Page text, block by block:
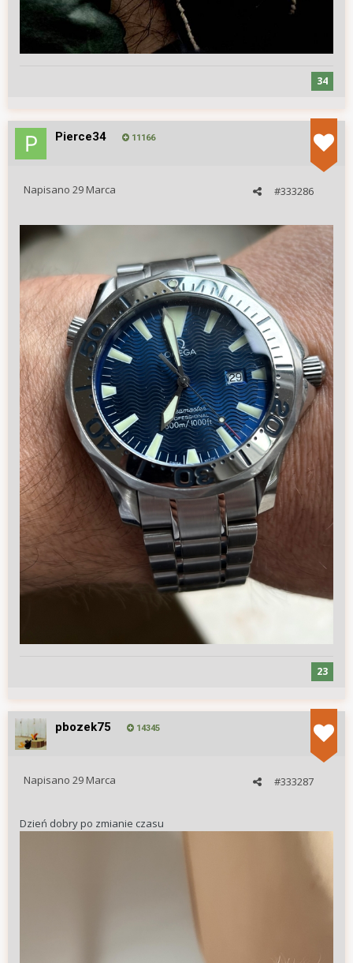
34
Pierce34 11166
#333286
Napisano 29 Marca
23
pbozek75 14345
#333287
Napisano 29 Marca
Dzień dobry po zmianie czasu